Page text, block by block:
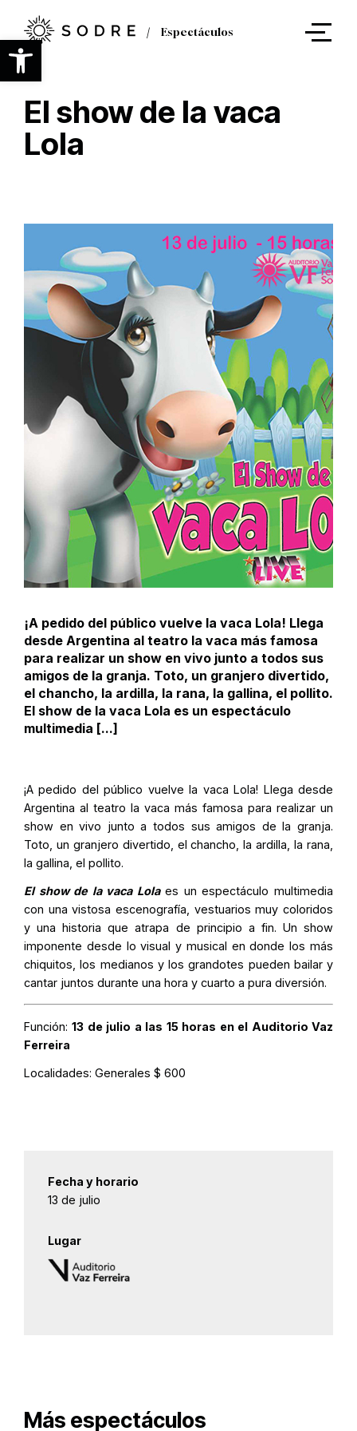
Abrir barra de herramientas
contenido
principal
Espectáculos
El show de la vaca
Lola
¡A pedido del público vuelve la vaca Lola! Llega
desde Argentina al teatro la vaca más famosa
para realizar un show en vivo junto a todos sus
amigos de la granja. Toto, un granjero divertido,
el chancho, la ardilla, la rana, la gallina, el pollito.
El show de la vaca Lola es un espectáculo
multimedia [...]
¡A pedido del público vuelve la vaca Lola! Llega desde
Argentina al teatro la vaca más famosa para realizar un
show en vivo junto a todos sus amigos de la granja.
Toto, un granjero divertido, el chancho, la ardilla, la rana,
la gallina, el pollito.
El show de la vaca Lolaes un espectáculo multimedia
con una vistosa escenografía, vestuarios muy coloridos
y una historia que atrapa de principio a fin. Un show
imponente desde lo visual y musical en donde los más
chiquitos, los medianos y los grandotes pueden bailar y
cantar juntos durante una hora y cuarto a pura diversión.
Función: 13 de julio a las 15 horas en el Auditorio Vaz
Ferreira
Localidades: Generales $ 600
Fecha y horario
13 de julio
Lugar
Más espectáculos